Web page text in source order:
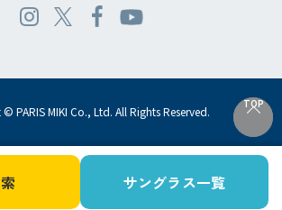
サングラス一覧
TOP
TOP
PARIS MIKI Co., Ltd. All Rights Reserved.